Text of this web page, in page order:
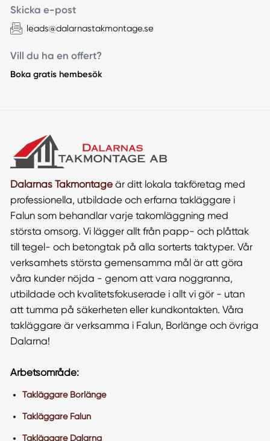
Skicka e-post
leads@dalarnastakmontage.se
Vill du ha en offert?
Boka gratis hembesök
Dalarnas Takmontageär ditt lokala takföretag med
professionella, utbildade och erfarna takläggare i
Falun som behandlar varje takomläggning med
största omsorg. Vi lägger allt från papp- och plåttak
till tegel- och betongtak på alla sorterts taktyper. Vår
verksamhets största gemensamma mål är att göra
våra kunder nöjda - genom att vara noggranna,
utbildade och kvalitetsfokuserade i allt vi gör - utan
att tumma på säkerheten eller kundkontakten. Våra
takläggare är verksamma i Falun, Borlänge och övriga
Dalarna!
Arbetsområde:
Takläggare Borlänge
Takläggare Falun
Takläggare Dalarna